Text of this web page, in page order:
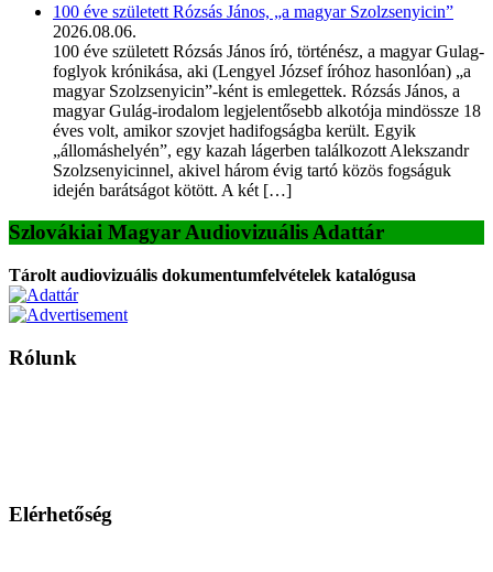
100 éve született Rózsás János, „a magyar Szolzsenyicin”
2026.08.06.
100 éve született Rózsás János író, történész, a magyar Gulag-
foglyok krónikása, aki (Lengyel József íróhoz hasonlóan) „a
magyar Szolzsenyicin”-ként is emlegettek. Rózsás János, a
magyar Gulág-irodalom legjelentősebb alkotója mindössze 18
éves volt, amikor szovjet hadifogságba került. Egyik
„állomáshelyén”, egy kazah lágerben találkozott Alekszandr
Szolzsenyicinnel, akivel három évig tartó közös fogságuk
idején barátságot kötött. A két […]
Szlovákiai Magyar Audiovizuális Adattár
Tárolt audiovizuális dokumentumfelvételek katalógusa
Rólunk
Elérhetőség